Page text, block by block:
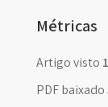
Métricas
Artigo visto
PDF baixado